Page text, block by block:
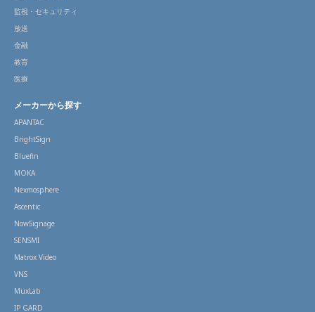
監視・セキュリティ
放送
金融
教育
医療
メーカーから探す
APANTAC
BrightSign
Bluefin
MOKA
Nexmosphere
Ascentic
NowSignage
SENSMI
Matrox Video
VNS
MuxLab
IP GARD